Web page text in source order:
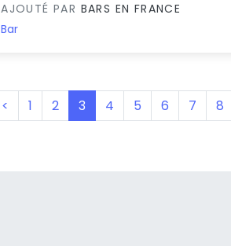
AJOUTÉ PAR BARS EN FRANCE
Bar
< 1 2 3(current)
4 5 6 7 8